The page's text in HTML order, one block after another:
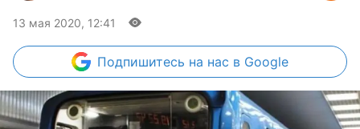
13 мая 2020, 12:41
Подпишитесь на нас в Google